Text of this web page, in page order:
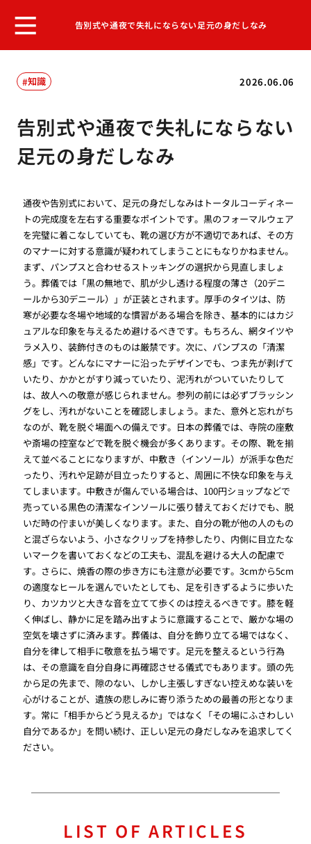
告別式や通夜で失礼にならない足元の身だしなみ
2026.06.06
知識
告別式や通夜で失礼にならない
足元の身だしなみ
通夜や告別式において、足元の身だしなみはトータルコーディネー
トの完成度を左右する重要なポイントです。黒のフォーマルウェア
を完璧に着こなしていても、靴の選び方が不適切であれば、その方
のマナーに対する意識が疑われてしまうことにもなりかねません。
まず、パンプスと合わせるストッキングの選択から見直しましょ
う。葬儀では「黒の無地で、肌が少し透ける程度の薄さ（20デニ
ールから30デニール）」が正装とされます。厚手のタイツは、防
寒が必要な冬場や地域的な慣習がある場合を除き、基本的にはカジ
ュアルな印象を与えるため避けるべきです。もちろん、網タイツや
ラメ入り、装飾付きのものは厳禁です。次に、パンプスの「清潔
感」です。どんなにマナーに沿ったデザインでも、つま先が剥げて
いたり、かかとがすり減っていたり、泥汚れがついていたりして
は、故人への敬意が感じられません。参列の前には必ずブラッシン
グをし、汚れがないことを確認しましょう。また、意外と忘れがち
なのが、靴を脱ぐ場面への備えです。日本の葬儀では、寺院の座敷
や斎場の控室などで靴を脱ぐ機会が多くあります。その際、靴を揃
えて並べることになりますが、中敷き（インソール）が派手な色だ
ったり、汚れや足跡が目立ったりすると、周囲に不快な印象を与え
てしまいます。中敷きが傷んでいる場合は、100円ショップなどで
売っている黒色の清潔なインソールに張り替えておくだけでも、脱
いだ時の佇まいが美しくなります。また、自分の靴が他の人のもの
と混ざらないよう、小さなクリップを持参したり、内側に目立たな
いマークを書いておくなどの工夫も、混乱を避ける大人の配慮で
す。さらに、焼香の際の歩き方にも注意が必要です。3cmから5cm
の適度なヒールを選んでいたとしても、足を引きずるように歩いた
り、カツカツと大きな音を立てて歩くのは控えるべきです。膝を軽
く伸ばし、静かに足を踏み出すように意識することで、厳かな場の
空気を壊さずに済みます。葬儀は、自分を飾り立てる場ではなく、
自分を律して相手に敬意を払う場です。足元を整えるという行為
は、その意識を自分自身に再確認させる儀式でもあります。頭の先
から足の先まで、隙のない、しかし主張しすぎない控えめな装いを
心がけることが、遺族の悲しみに寄り添うための最善の形となりま
す。常に「相手からどう見えるか」ではなく「その場にふさわしい
自分であるか」を問い続け、正しい足元の身だしなみを追求してく
ださい。
LIST OF ARTICLES